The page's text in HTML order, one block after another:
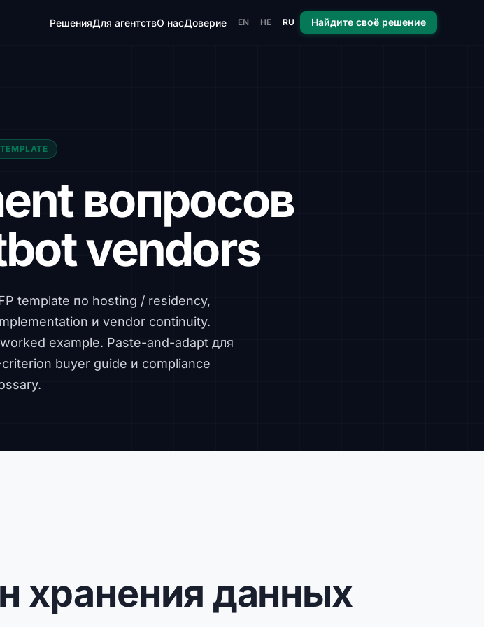
РешенияДля агентствО насДоверие EN HE RU Найдите своё решение
вопросов
vendors
template по hosting / residency,
и vendor continuity.
example. Paste-and-adapt для
criterion buyer guide и compliance
.
хранения данных